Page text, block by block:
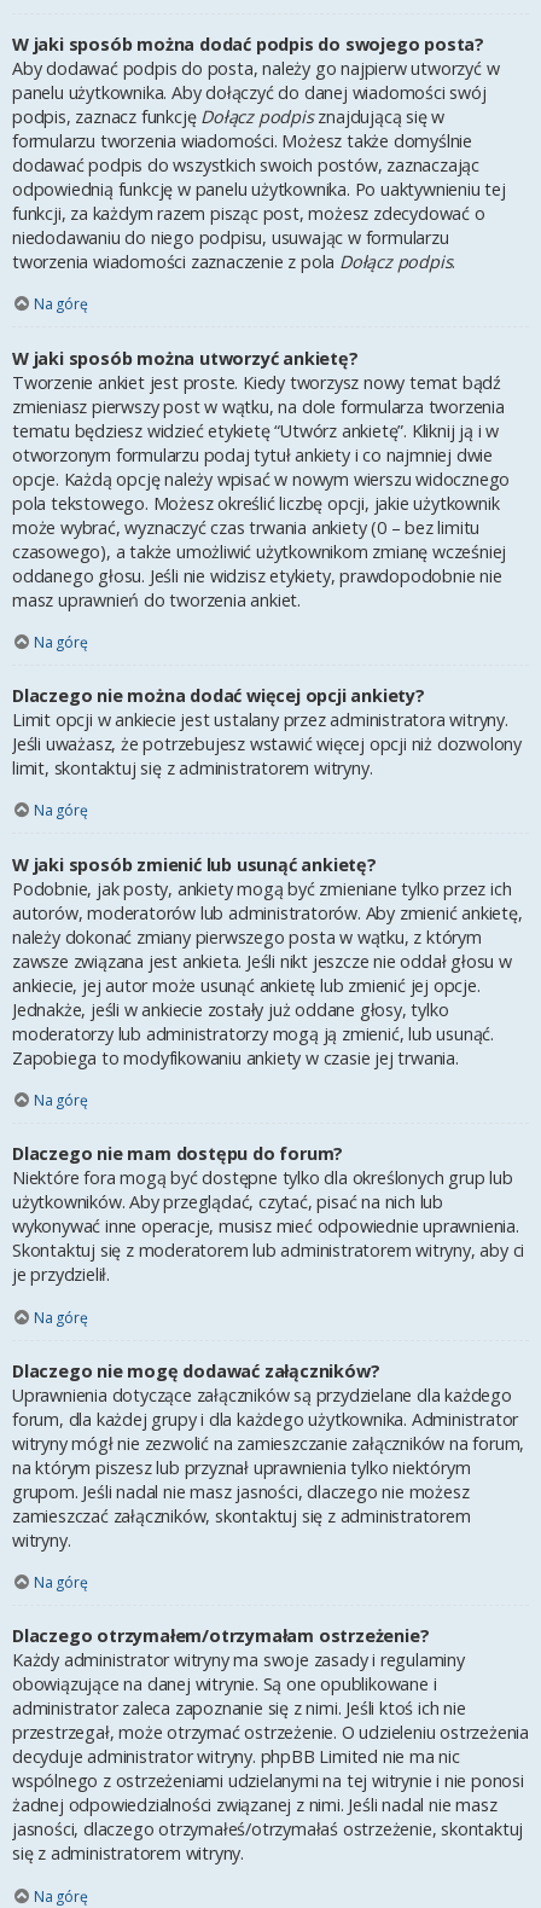
W jaki sposób można dodać podpis do swojego posta?
Aby dodawać podpis do posta, należy go najpierw utworzyć w
panelu użytkownika. Aby dołączyć do danej wiadomości swój
podpis, zaznacz funkcję Dołącz podpisznajdującą się w
formularzu tworzenia wiadomości. Możesz także domyślnie
dodawać podpis do wszystkich swoich postów, zaznaczając
odpowiednią funkcję w panelu użytkownika. Po uaktywnieniu tej
funkcji, za każdym razem pisząc post, możesz zdecydować o
niedodawaniu do niego podpisu, usuwając w formularzu
tworzenia wiadomości zaznaczenie z pola Dołącz podpis.
Na górę
W jaki sposób można utworzyć ankietę?
Tworzenie ankiet jest proste. Kiedy tworzysz nowy temat bądź
zmieniasz pierwszy post w wątku, na dole formularza tworzenia
tematu będziesz widzieć etykietę “Utwórz ankietę”. Kliknij ją i w
otworzonym formularzu podaj tytuł ankiety i co najmniej dwie
opcje. Każdą opcję należy wpisać w nowym wierszu widocznego
pola tekstowego. Możesz określić liczbę opcji, jakie użytkownik
może wybrać, wyznaczyć czas trwania ankiety (0 – bez limitu
czasowego), a także umożliwić użytkownikom zmianę wcześniej
oddanego głosu. Jeśli nie widzisz etykiety, prawdopodobnie nie
masz uprawnień do tworzenia ankiet.
Na górę
Dlaczego nie można dodać więcej opcji ankiety?
Limit opcji w ankiecie jest ustalany przez administratora witryny.
Jeśli uważasz, że potrzebujesz wstawić więcej opcji niż dozwolony
limit, skontaktuj się z administratorem witryny.
Na górę
W jaki sposób zmienić lub usunąć ankietę?
Podobnie, jak posty, ankiety mogą być zmieniane tylko przez ich
autorów, moderatorów lub administratorów. Aby zmienić ankietę,
należy dokonać zmiany pierwszego posta w wątku, z którym
zawsze związana jest ankieta. Jeśli nikt jeszcze nie oddał głosu w
ankiecie, jej autor może usunąć ankietę lub zmienić jej opcje.
Jednakże, jeśli w ankiecie zostały już oddane głosy, tylko
moderatorzy lub administratorzy mogą ją zmienić, lub usunąć.
Zapobiega to modyfikowaniu ankiety w czasie jej trwania.
Na górę
Dlaczego nie mam dostępu do forum?
Niektóre fora mogą być dostępne tylko dla określonych grup lub
użytkowników. Aby przeglądać, czytać, pisać na nich lub
wykonywać inne operacje, musisz mieć odpowiednie uprawnienia.
Skontaktuj się z moderatorem lub administratorem witryny, aby ci
je przydzielił.
Na górę
Dlaczego nie mogę dodawać załączników?
Uprawnienia dotyczące załączników są przydzielane dla każdego
forum, dla każdej grupy i dla każdego użytkownika. Administrator
witryny mógł nie zezwolić na zamieszczanie załączników na forum,
na którym piszesz lub przyznał uprawnienia tylko niektórym
grupom. Jeśli nadal nie masz jasności, dlaczego nie możesz
zamieszczać załączników, skontaktuj się z administratorem
witryny.
Na górę
Dlaczego otrzymałem/otrzymałam ostrzeżenie?
Każdy administrator witryny ma swoje zasady i regulaminy
obowiązujące na danej witrynie. Są one opublikowane i
administrator zaleca zapoznanie się z nimi. Jeśli ktoś ich nie
przestrzegał, może otrzymać ostrzeżenie. O udzieleniu ostrzeżenia
decyduje administrator witryny. phpBB Limited nie ma nic
wspólnego z ostrzeżeniami udzielanymi na tej witrynie i nie ponosi
żadnej odpowiedzialności związanej z nimi. Jeśli nadal nie masz
jasności, dlaczego otrzymałeś/otrzymałaś ostrzeżenie, skontaktuj
się z administratorem witryny.
Na górę